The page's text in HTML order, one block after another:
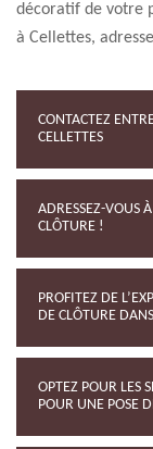
décoratif de votre
à Cellettes,
CONTACTEZ
CELLETTES
ADRESSEZ-VOUS
CLÔTURE !
PROFITEZ DE
DE CLÔTURE
OPTEZ POUR LES
POUR UNE POSE